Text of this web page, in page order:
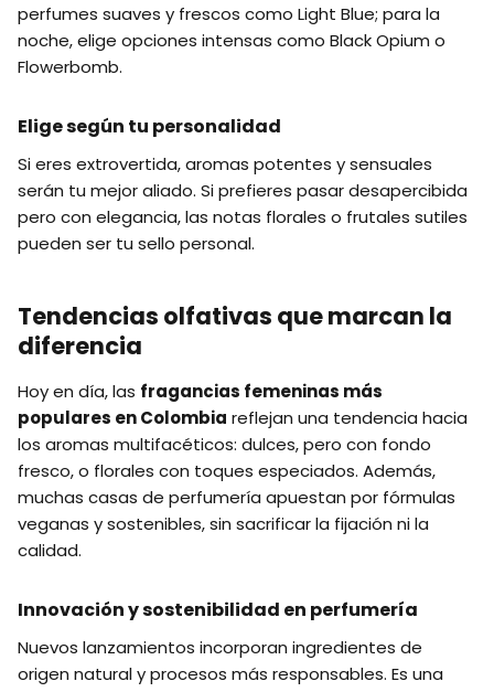
perfumes suaves y frescos como Light Blue; para la
noche, elige opciones intensas como Black Opium o
Flowerbomb.
Elige según tu personalidad
Si eres extrovertida, aromas potentes y sensuales
serán tu mejor aliado. Si prefieres pasar desapercibida
pero con elegancia, las notas florales o frutales sutiles
pueden ser tu sello personal.
Tendencias olfativas que marcan la
diferencia
Hoy en día, las fragancias femeninas más
populares en Colombia reflejan una tendencia hacia
los aromas multifacéticos: dulces, pero con fondo
fresco, o florales con toques especiados. Además,
muchas casas de perfumería apuestan por fórmulas
veganas y sostenibles, sin sacrificar la fijación ni la
calidad.
Innovación y sostenibilidad en perfumería
Nuevos lanzamientos incorporan ingredientes de
origen natural y procesos más responsables. Es una